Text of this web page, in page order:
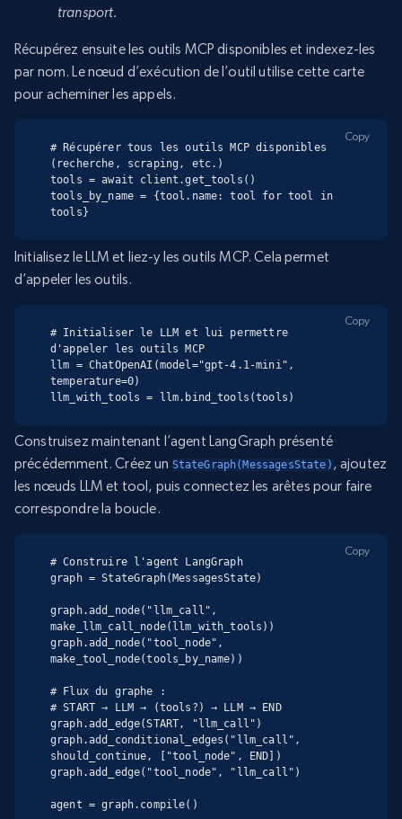
transport.
Récupérez ensuite les outils MCP disponibles et indexez-les
par nom. Le nœud d’exécution de l’outil utilise cette carte
pour acheminer les appels.
# Récupérer tous les outils MCP disponibles
(recherche, scraping, etc.)
tools = await client.get_tools()
tools_by_name = {tool.name: tool for tool in
tools}
Copy
Initialisez le LLM et liez-y les outils MCP. Cela permet
d’appeler les outils.
# Initialiser le LLM et lui permettre
d'appeler les outils MCP
llm = ChatOpenAI(model="gpt-4.1-mini",
temperature=0)
llm_with_tools = llm.bind_tools(tools)
Copy
Construisez maintenant l’agent LangGraph présenté
précédemment. Créez un StateGraph(MessagesState) , ajoutez
les nœuds LLM et tool, puis connectez les arêtes pour faire
correspondre la boucle.
# Construire l'agent LangGraph
graph = StateGraph(MessagesState)
graph.add_node("llm_call",
make_llm_call_node(llm_with_tools))
graph.add_node("tool_node",
make_tool_node(tools_by_name))
# Flux du graphe :
# START → LLM → (tools?) → LLM → END
graph.add_edge(START, "llm_call")
graph.add_conditional_edges("llm_call",
should_continue, ["tool_node", END])
graph.add_edge("tool_node", "llm_call")
agent = graph.compile()
Copy